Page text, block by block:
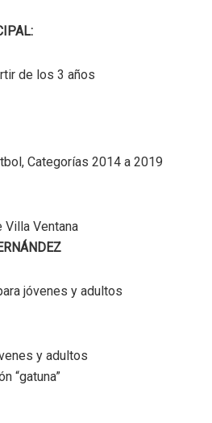
de los 3 años
Categorías 2014 a 2019
Ventana
jóvenes y adultos
y adultos
“gatuna”